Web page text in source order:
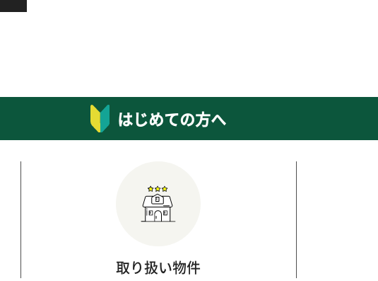
はじめての方へ
取り扱い物件